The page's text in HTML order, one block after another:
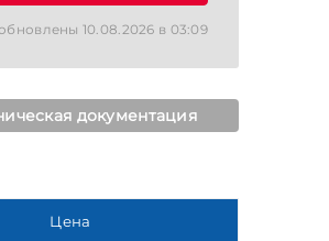
10.08.2026 в 03:09
документация
Цена